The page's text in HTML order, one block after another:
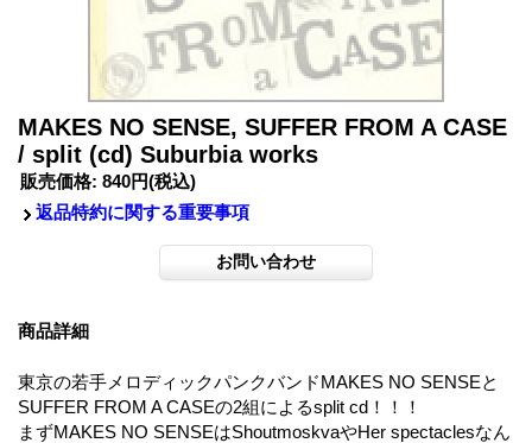
MAKES NO SENSE, SUFFER FROM A CASE
/ split (cd) Suburbia works
販売価格: 840円(税込)
返品特約に関する重要事項
商品詳細
東京の若手メロディックパンクバンドMAKES NO SENSEと
SUFFER FROM A CASEの2組によるsplit cd！！！
まずMAKES NO SENSEはShoutmoskvaやHer spectaclesなん